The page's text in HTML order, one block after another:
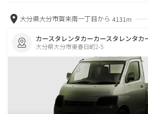
大分県大分市賀来南一丁目から 4131m
カースタレンタカーカースタレンタカ
大分県大分市東春日町2-5